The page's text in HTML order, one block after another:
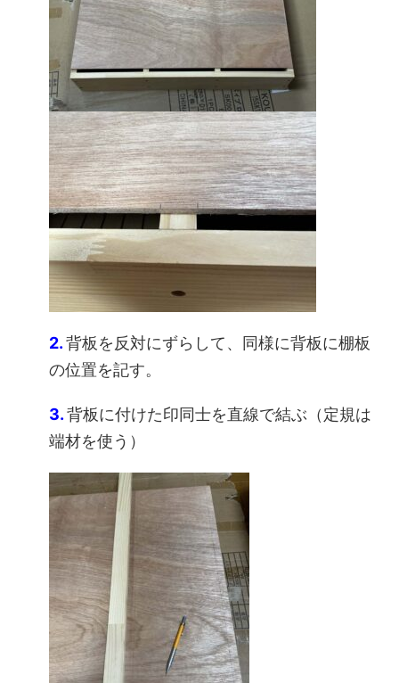
2.背板を反対にずらして、同様に背板に棚板
の位置を記す。
3.背板に付けた印同士を直線で結ぶ（定規は
端材を使う）